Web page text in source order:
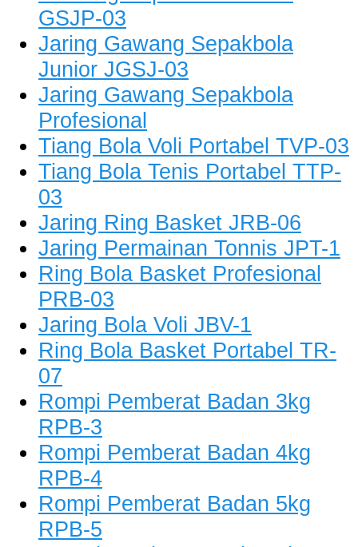
GSJP-03
Jaring Gawang Sepakbola
Junior JGSJ-03
Jaring Gawang Sepakbola
Profesional
Tiang Bola Voli Portabel TVP-03
Tiang Bola Tenis Portabel TTP-
03
Jaring Ring Basket JRB-06
Jaring Permainan Tonnis JPT-1
Ring Bola Basket Profesional
PRB-03
Jaring Bola Voli JBV-1
Ring Bola Basket Portabel TR-
07
Rompi Pemberat Badan 3kg
RPB-3
Rompi Pemberat Badan 4kg
RPB-4
Rompi Pemberat Badan 5kg
RPB-5